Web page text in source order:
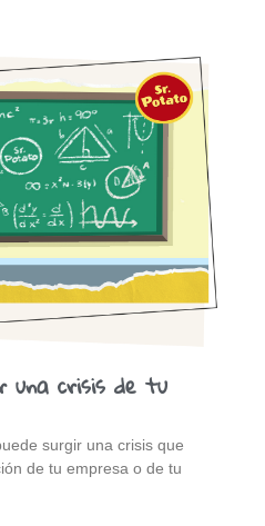
una crisis de tu
surgir una crisis que
de tu empresa o de tu